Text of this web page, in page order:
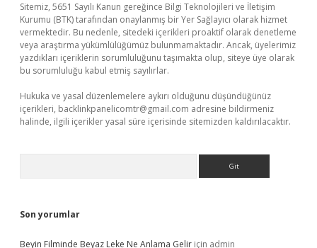
Sitemiz, 5651 Sayılı Kanun gereğince Bilgi Teknolojileri ve İletişim
Kurumu (BTK) tarafından onaylanmış bir Yer Sağlayıcı olarak hizmet
vermektedir. Bu nedenle, sitedeki içerikleri proaktif olarak denetleme
veya araştırma yükümlülüğümüz bulunmamaktadır. Ancak, üyelerimiz
yazdıkları içeriklerin sorumluluğunu taşımakta olup, siteye üye olarak
bu sorumluluğu kabul etmiş sayılırlar.
Hukuka ve yasal düzenlemelere aykırı olduğunu düşündüğünüz
içerikleri, backlinkpanelicomtr@gmail.com adresine bildirmeniz
halinde, ilgili içerikler yasal süre içerisinde sitemizden kaldırılacaktır.
Son yorumlar
Beyin Filminde Beyaz Leke Ne Anlama Gelir için admin